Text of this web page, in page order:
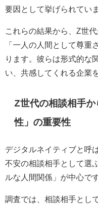
要因として挙げられてい
これらの結果から、Z世
「一人の人間として尊重
ります。彼らは形式的な
い、共感してくれる企業
Z世代の相談相手
性」の重要性
デジタルネイティブと呼
不安の相談相手として選
ルな人間関係」が中心です
調査では、相談相手とし